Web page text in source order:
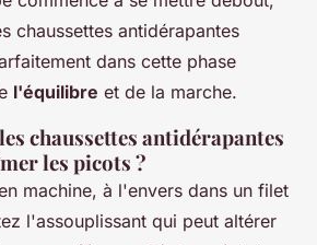
chaussettes antidérapantes
dans cette phase
l'équilibre et de la marche.
chaussettes antidérapantes
les picots ?
machine, à l'envers dans un filet
l'assouplissant qui peut altérer